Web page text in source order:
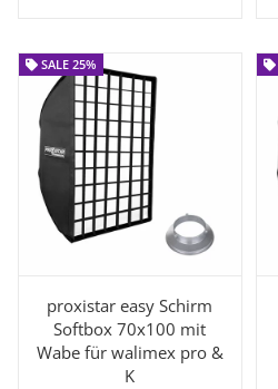
SALE 25%
SALE 25%
proxistar easy Schirm
Softbox 70x100 mit
Wabe für walimex pro &
K